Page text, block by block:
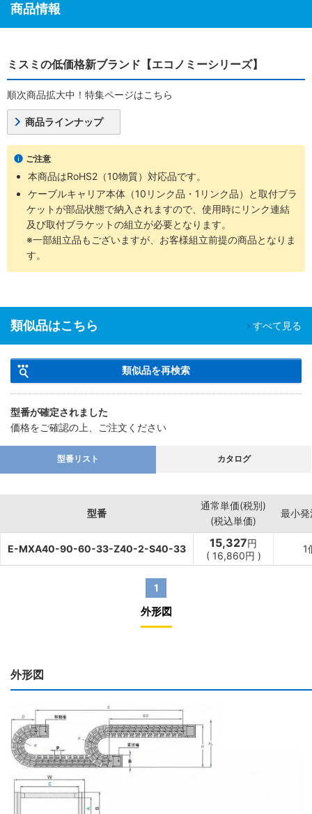
商品情報
ミスミの低価格新ブランド【エコノミーシリーズ】
順次商品拡大中！特集ページはこちら
商品ラインナップ
ご注意
本商品はRoHS2（10物質）対応品です。
ケーブルキャリア本体（10リンク品・1リンク品）と取付ブラ
ケットが部品状態で納入されますので、使用時にリンク連結
及び取付ブラケットの組立が必要となります。
※一部組立品もございますが、お客様組立前提の商品となりま
す。
類似品はこちら すべて見る
類似品を再検索
型番が確定されました
価格をご確認の上、ご注文ください
型番リスト カタログ
型番
通常単価(税別)
(税込単価)
最小
E-MXA40-90-60-33-Z40-2-S40-33 15,327円
( 16,860円 )
1
1
外形図
外形図